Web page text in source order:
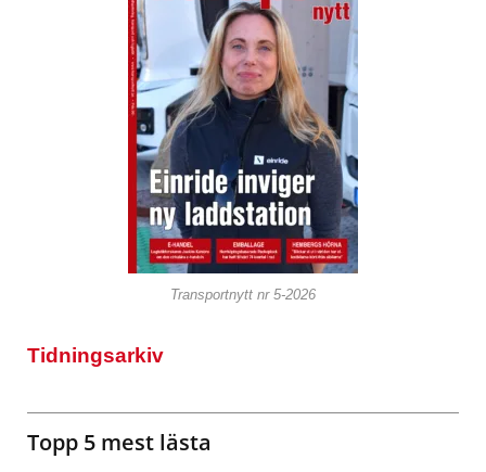
Transportnytt nr 5-2026
Tidningsarkiv
Topp 5 mest lästa